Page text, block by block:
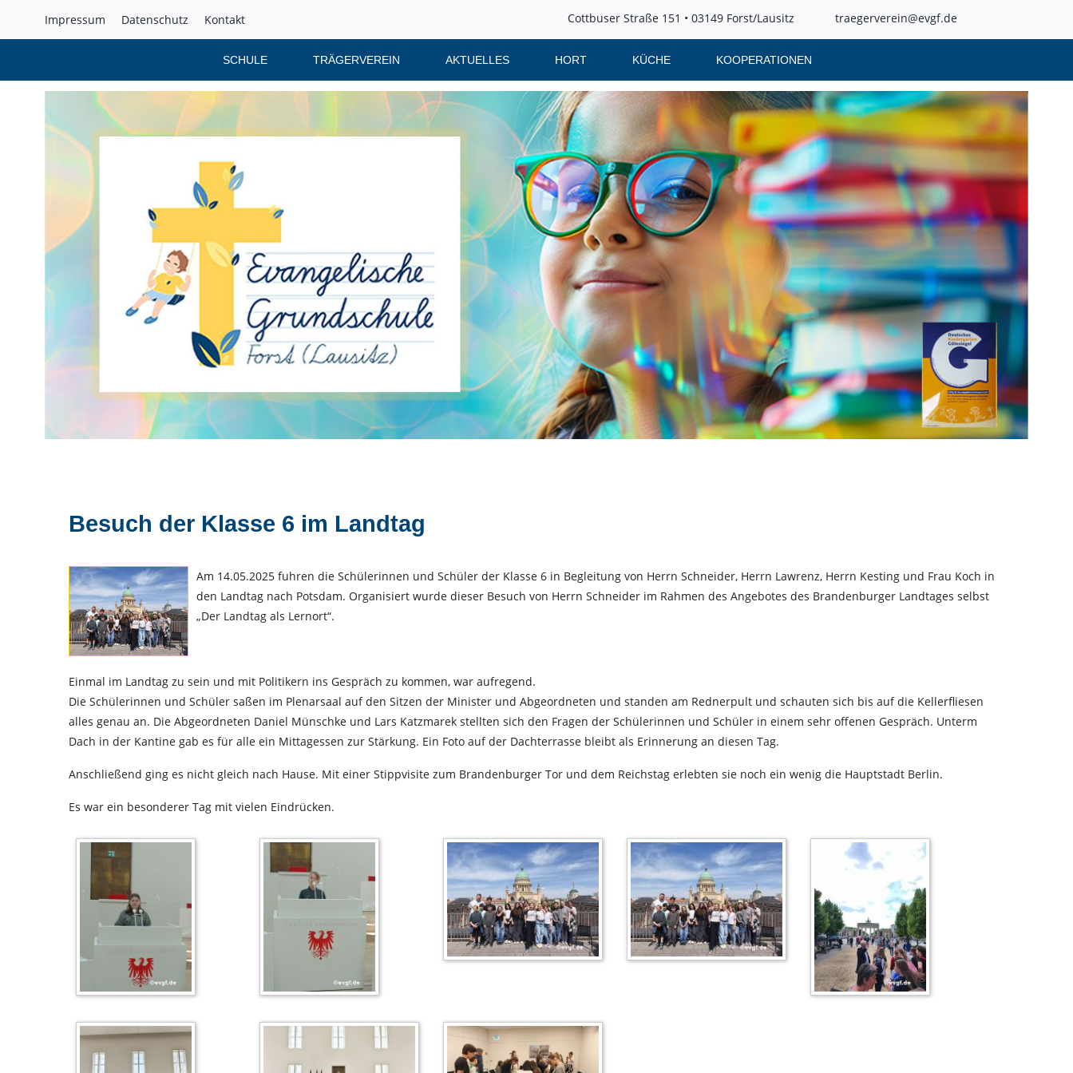
Impressum Datenschutz Kontakt Cottbuser Straße 151 • 03149 Forst/Lausitz traegerverein@evgf.de
SCHULE TRÄGERVEREIN AKTUELLES HORT KÜCHE KOOPERATIONEN
Besuch der Klasse 6 im Landtag
Am 14.05.2025 fuhren die Schülerinnen und Schüler der Klasse 6 in Begleitung von Herrn Schneider, Herrn Lawrenz, Herrn Kesting und Frau Koch in
den Landtag nach Potsdam. Organisiert wurde dieser Besuch von Herrn Schneider im Rahmen des Angebotes des Brandenburger Landtages selbst
„Der Landtag als Lernort“.
Einmal im Landtag zu sein und mit Politikern ins Gespräch zu kommen, war aufregend.
Die Schülerinnen und Schüler saßen im Plenarsaal auf den Sitzen der Minister und Abgeordneten und standen am Rednerpult und schauten sich bis auf die Kellerfliesen
alles genau an. Die Abgeordneten Daniel Münschke und Lars Katzmarek stellten sich den Fragen der Schülerinnen und Schüler in einem sehr offenen Gespräch. Unterm
Dach in der Kantine gab es für alle ein Mittagessen zur Stärkung. Ein Foto auf der Dachterrasse bleibt als Erinnerung an diesen Tag.
Anschließend ging es nicht gleich nach Hause. Mit einer Stippvisite zum Brandenburger Tor und dem Reichstag erlebten sie noch ein wenig die Hauptstadt Berlin.
Es war ein besonderer Tag mit vielen Eindrücken.